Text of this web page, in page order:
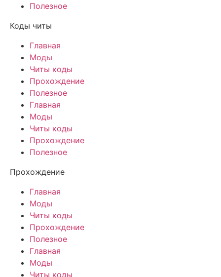
Полезное
Коды читы
Главная
Моды
Читы коды
Прохождение
Полезное
Главная
Моды
Читы коды
Прохождение
Полезное
Прохождение
Главная
Моды
Читы коды
Прохождение
Полезное
Главная
Моды
Читы коды